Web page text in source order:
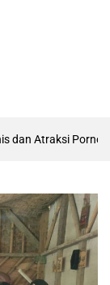
PornografiSiap